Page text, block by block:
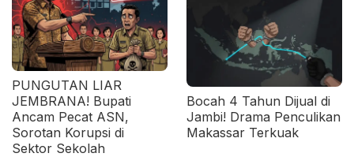
PUNGUTAN LIAR
JEMBRANA! Bupati
Ancam Pecat ASN,
Sorotan Korupsi di
Sektor Sekolah
Bocah 4 Tahun Dijual di
Jambi! Drama Penculikan
Makassar Terkuak